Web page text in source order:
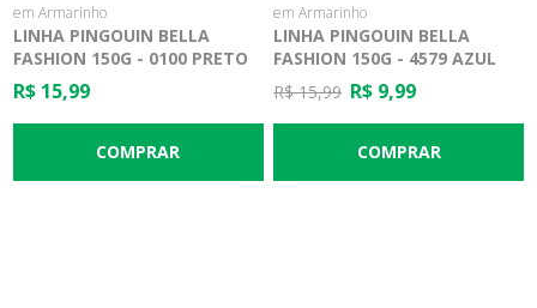
em Armarinho
LINHA PINGOUIN BELLA
FASHION 150G - 0100 PRETO
R$ 15,99
em Armarinho
LINHA PINGOUIN BELLA
FASHION 150G - 4579 AZUL
BIC
R$ 15,99 R$ 9,99